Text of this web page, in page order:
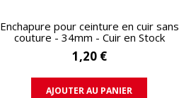
APERÇU RAPIDE
Enchapure pour ceinture en cuir sans
couture - 34mm - Cuir en Stock
1,20 €
AJOUTER AU PANIER